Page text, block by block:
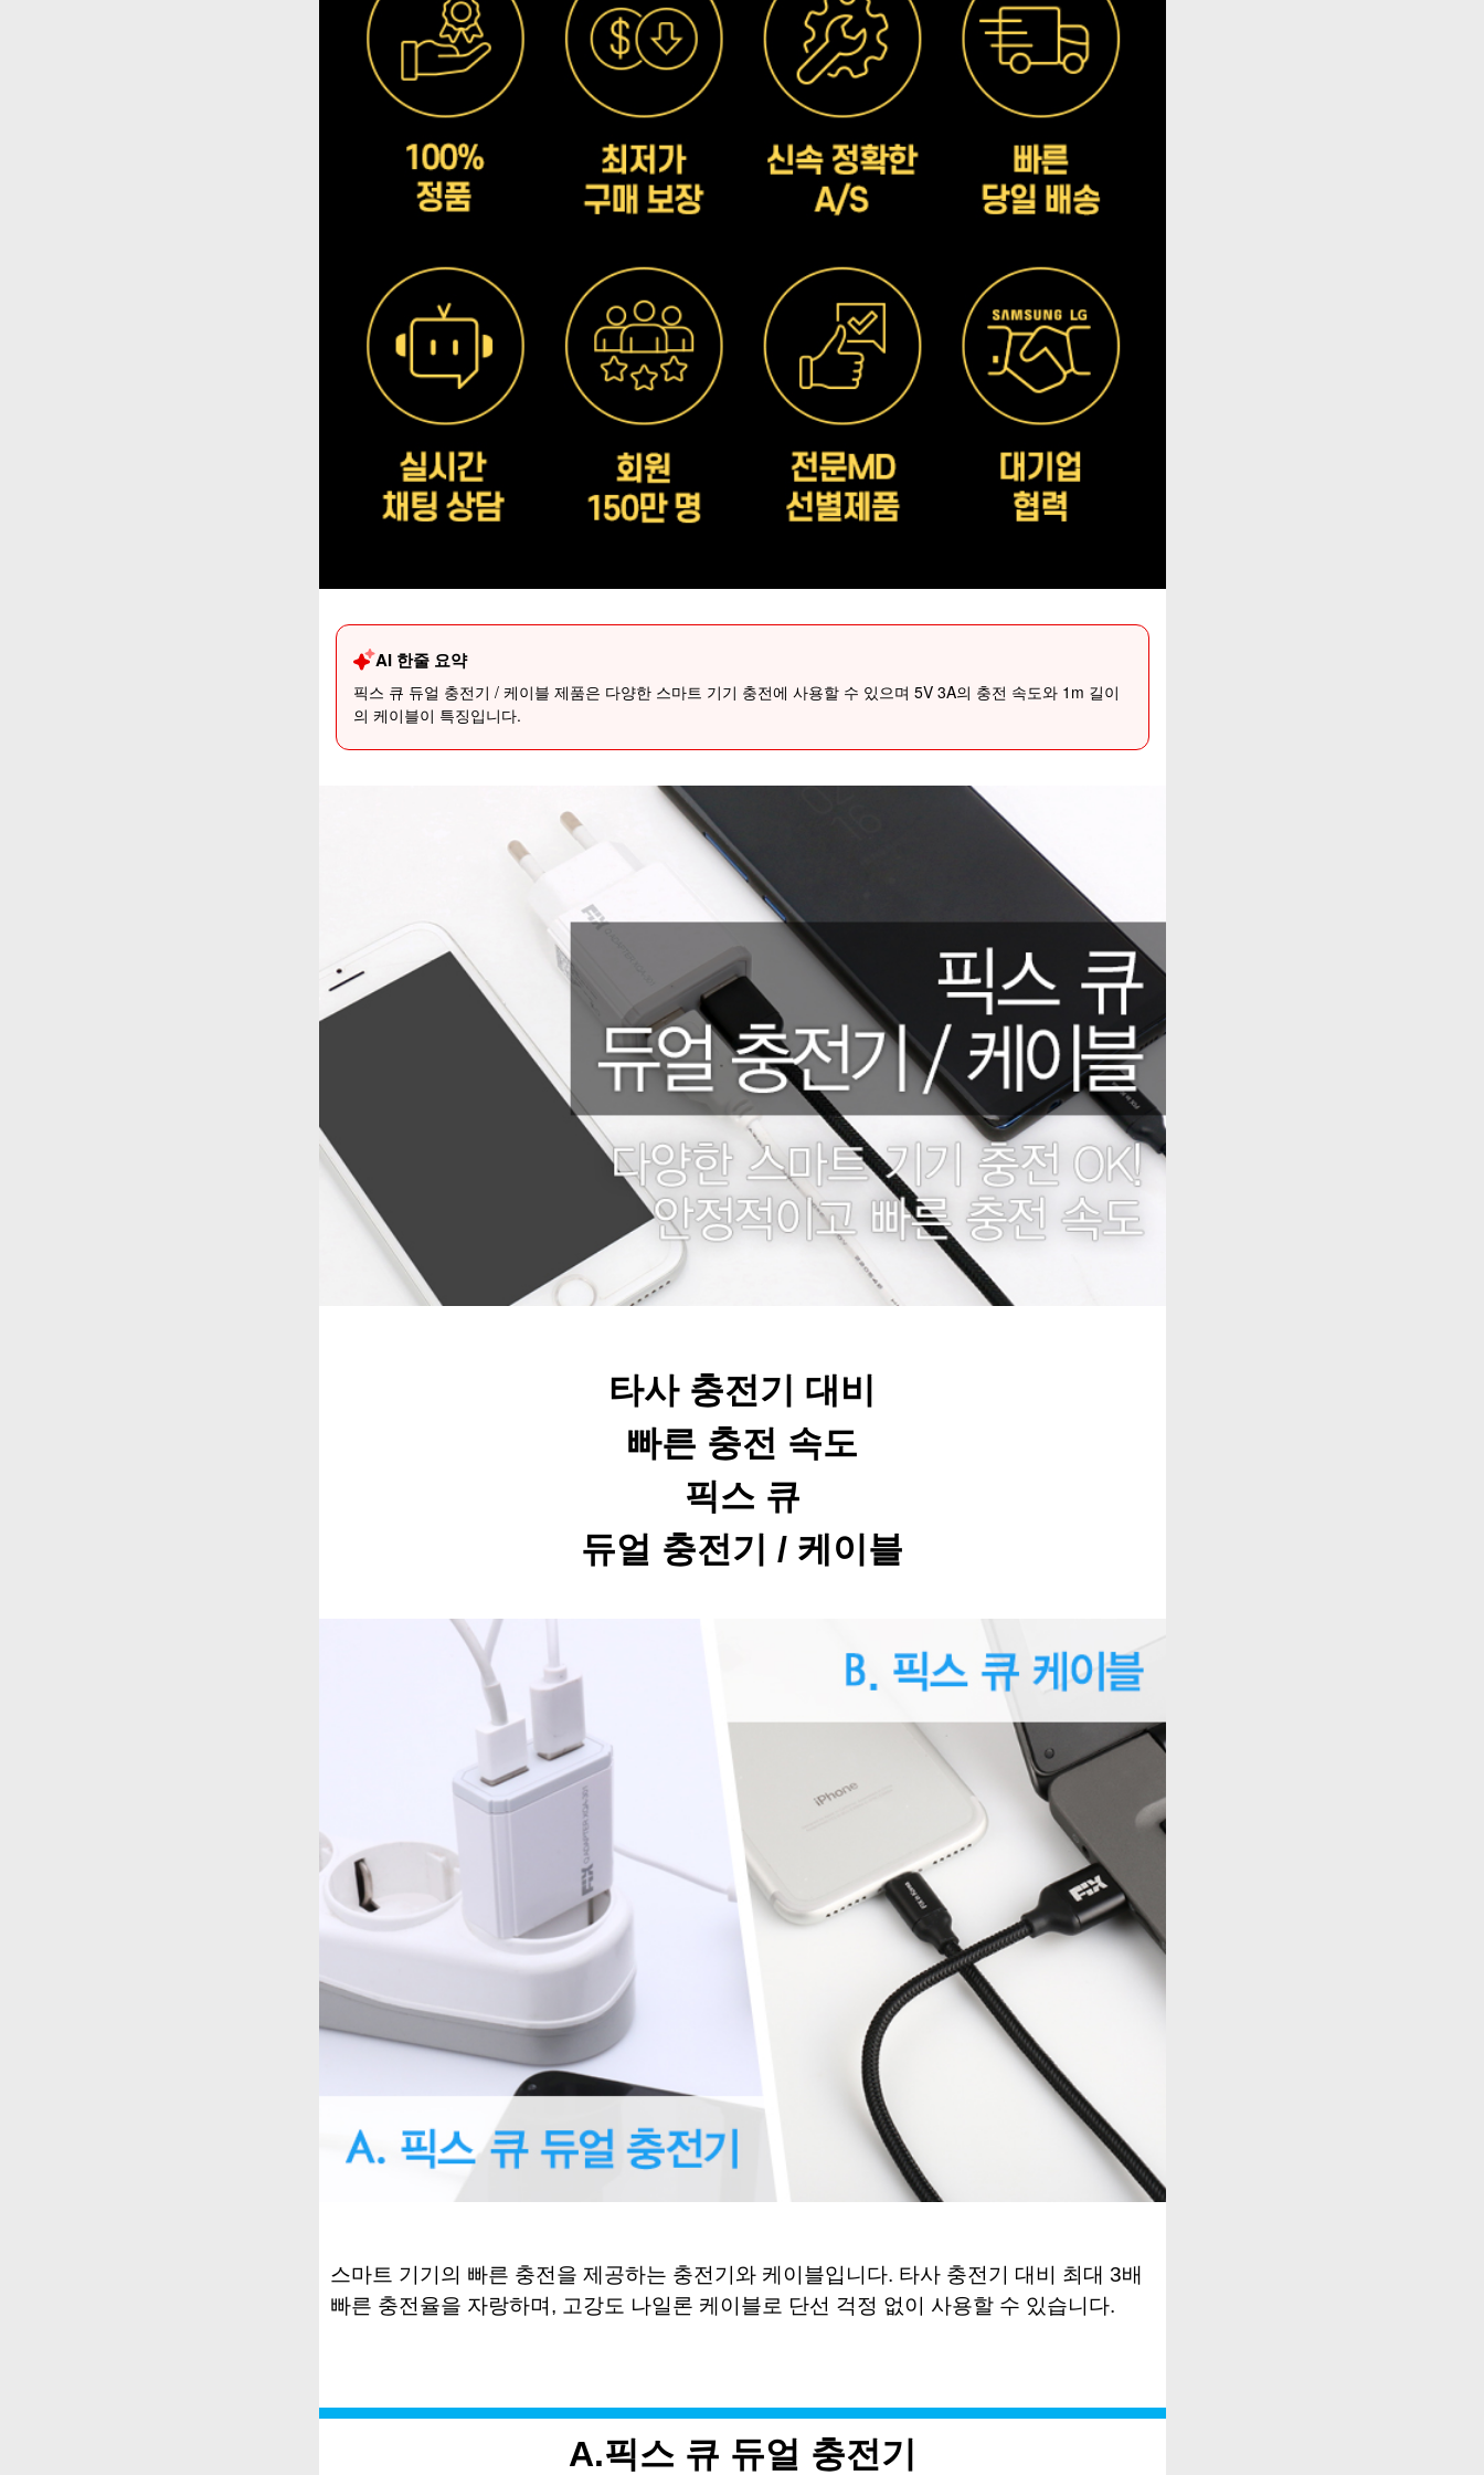
AI 한줄 요약
픽스 큐 듀얼 충전기 / 케이블 제품은 다양한 스마트 기기 충전에 사용할 수 있으며 5V 3A의 충전 속도와 1m 길이
의 케이블이 특징입니다.
타사 충전기 대비
빠른 충전 속도
픽스 큐
듀얼 충전기 / 케이블
스마트 기기의 빠른 충전을 제공하는 충전기와 케이블입니다. 타사 충전기 대비 최대 3배
빠른 충전율을 자랑하며, 고강도 나일론 케이블로 단선 걱정 없이 사용할 수 있습니다.
A.픽스 큐 듀얼 충전기